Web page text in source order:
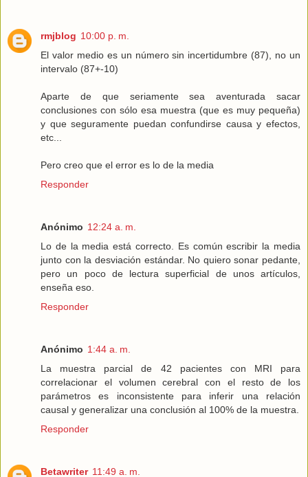
rmjblog 10:00 p. m.
El valor medio es un número sin incertidumbre (87), no un
intervalo (87+-10)
Aparte de que seriamente sea aventurada sacar
conclusiones con sólo esa muestra (que es muy pequeña)
y que seguramente puedan confundirse causa y efectos,
etc...
Pero creo que el error es lo de la media
Responder
Anónimo 12:24 a. m.
Lo de la media está correcto. Es común escribir la media
junto con la desviación estándar. No quiero sonar pedante,
pero un poco de lectura superficial de unos artículos,
enseña eso.
Responder
Anónimo 1:44 a. m.
La muestra parcial de 42 pacientes con MRI para
correlacionar el volumen cerebral con el resto de los
parámetros es inconsistente para inferir una relación
causal y generalizar una conclusión al 100% de la muestra.
Responder
Betawriter 11:49 a. m.